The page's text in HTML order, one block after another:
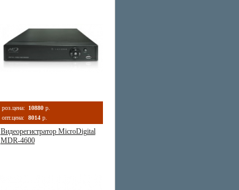
роз.цена: 10880 р.
опт.цена:
8014 р.
Видеорегистратор MicroDigital
MDR-4600